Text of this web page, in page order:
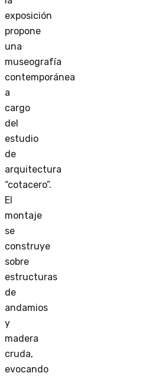
exposición
propone
una
museografía
contemporánea
a
cargo
del
estudio
de
arquitectura
“cotacero”.
El
montaje
se
construye
sobre
estructuras
de
andamios
y
madera
cruda,
evocando